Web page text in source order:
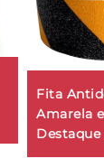
Fita
Amarela
Destaque
Fita